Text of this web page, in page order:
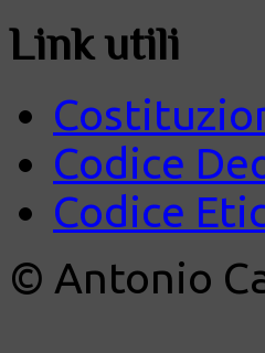
Link utili
Codice
Codice
© Antonio